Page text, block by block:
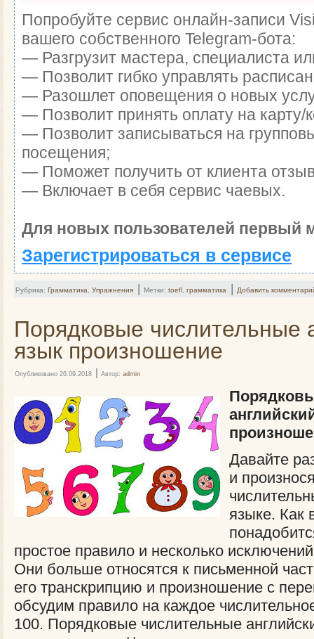
Попробуйте сервис онлайн-записи
вашего собственного Telegram-бота:
— Разгрузит мастера, специалиста
— Позволит гибко управлять
— Разошлет оповещения о новых
— Позволит принять оплату на карту/
— Позволит записываться на
посещения;
— Поможет получить от клиента
— Включает в себя сервис чаевых.
Для новых пользователей первый
Зарегистрироваться в сервисе
Рубрика: Грамматика Упражнения | Метки: toefl грамматика | Добавить
Порядковые числительные
язык произношение
Опубликовано 26.09.2018 | Автор: admin
Давайте
и
языке. Как
простое правило и несколько
Они больше относятся к письменной
его транскрипцию и произношение с
обсудим правило на каждое
100. Порядковые числительные